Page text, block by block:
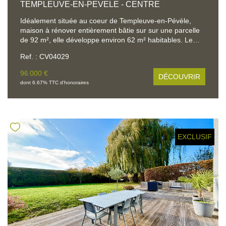
TEMPLEUVE-EN-PEVELE - CENTRE
Idéalement située au coeur de Templeuve-en-Pévèle,
maison à rénover entièrement bâtie sur sur une parcelle
de 92 m², elle développe environ 62 m² habitables. Le
qu'un espace extérieur. D'importants travaux de
rénovation sont à prévoir, laissant libre cours à vos projets
d'aménagement et de valorisation. Une belle opportunité
pour les investisseurs ou les passionnés de rénovation,
souhaitant bénéficier d'un emplacement privilégié, à
Ref. : CV04029
96 000 €
dont 6.67% TTC d'honoraires
DÉCOUVRIR
EXCLUSIF